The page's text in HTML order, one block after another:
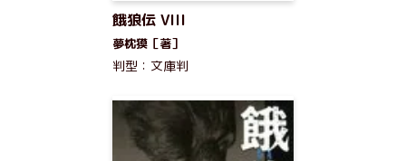
餓狼伝 VIII
夢枕獏［著］
判型：文庫判